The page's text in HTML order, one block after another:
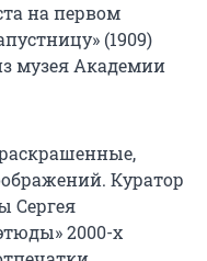
на первом
(1909)
музея Академии
Куратор
Сергея
2000-х